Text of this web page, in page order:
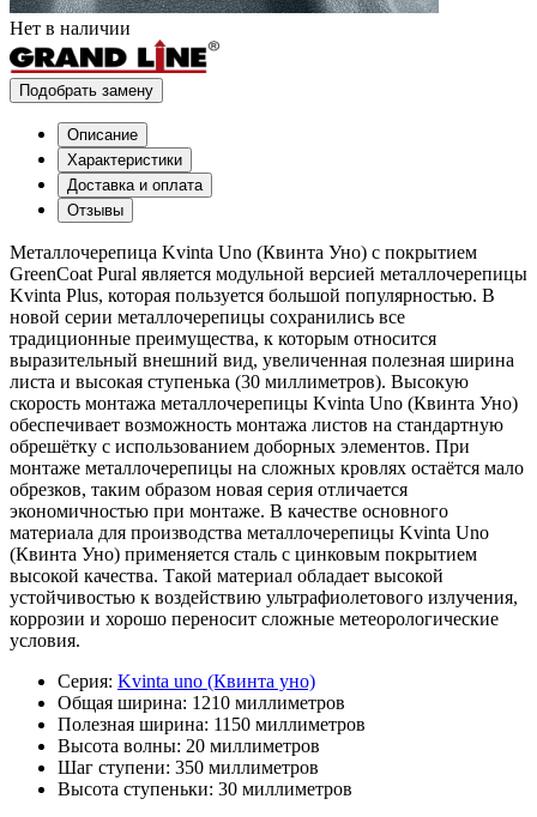
Нет в наличии
Подобрать замену
Описание
Характеристики
Доставка и оплата
Отзывы
Металлочерепица Kvinta Uno (Квинта Уно) с покрытием
GreenCoat Pural является модульной версией металлочерепицы
Kvinta Plus, которая пользуется большой популярностью. В
новой серии металлочерепицы сохранились все
традиционные преимущества, к которым относится
выразительный внешний вид, увеличенная полезная ширина
листа и высокая ступенька (30 миллиметров). Высокую
скорость монтажа металлочерепицы Kvinta Uno (Квинта Уно)
обеспечивает возможность монтажа листов на стандартную
обрешётку с использованием доборных элементов. При
монтаже металлочерепицы на сложных кровлях остаётся мало
обрезков, таким образом новая серия отличается
экономичностью при монтаже. В качестве основного
материала для производства металлочерепицы Kvinta Uno
(Квинта Уно) применяется сталь с цинковым покрытием
высокой качества. Такой материал обладает высокой
устойчивостью к воздействию ультрафиолетового излучения,
коррозии и хорошо переносит сложные метеорологические
условия.
Серия: Kvinta uno (Квинта уно)
Общая ширина: 1210 миллиметров
Полезная ширина: 1150 миллиметров
Высота волны: 20 миллиметров
Шаг ступени: 350 миллиметров
Высота ступеньки: 30 миллиметров